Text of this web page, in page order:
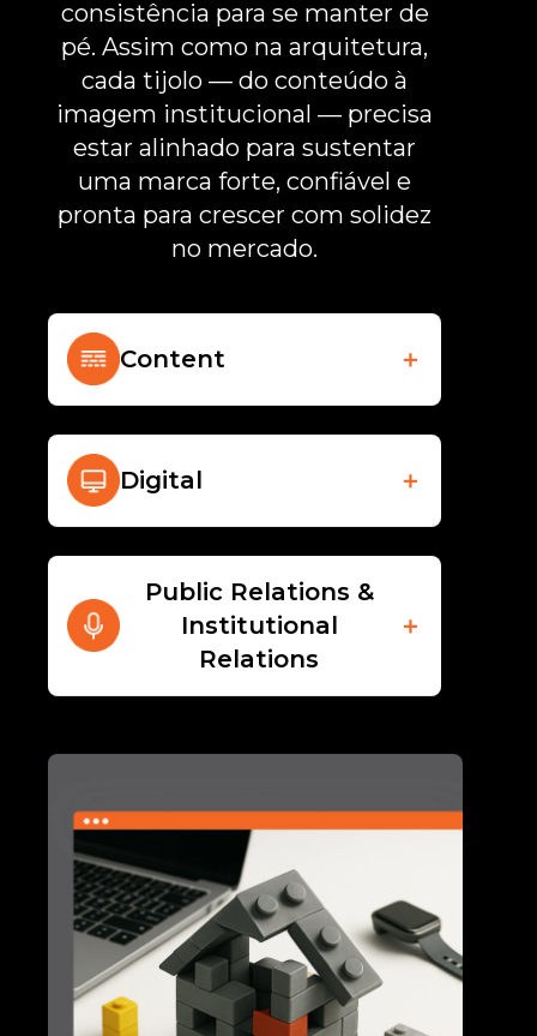
consistência para se manter de
pé. Assim como na arquitetura,
cada tijolo — do conteúdo à
imagem institucional — precisa
estar alinhado para sustentar
uma marca forte, confiável e
pronta para crescer com solidez
no mercado.
Content ＋
Digital ＋
Public Relations &
Institutional
Relations
＋